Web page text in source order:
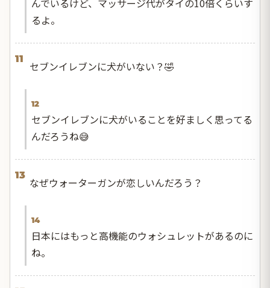
るよ。
11
セブンイレブンに犬がいない？🤣
12
セブンイレブンに犬がいることを好ましく思ってる
んだろうね😅
13
なぜウォーターガンが恋しいんだろう？
14
日本にはもっと高機能のウォシュレットがあるのに
ね。